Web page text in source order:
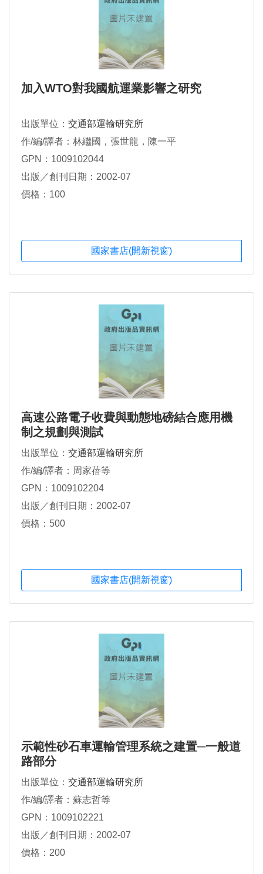
加入WTO對我國航運業影響之研究
出版單位： 交通部運輸研究所
作/編/譯者：林繼國，張世龍，陳一平
GPN：1009102044
出版／創刊日期：2002-07
價格：100
國家書店(開新視窗)
高速公路電子收費與動態地磅結合應用機
制之規劃與測試
出版單位： 交通部運輸研究所
作/編/譯者：周家蓓等
GPN：1009102204
出版／創刊日期：2002-07
價格：500
國家書店(開新視窗)
示範性砂石車運輸管理系統之建置─一般道
路部分
出版單位： 交通部運輸研究所
作/編/譯者：蘇志哲等
GPN：1009102221
出版／創刊日期：2002-07
價格：200